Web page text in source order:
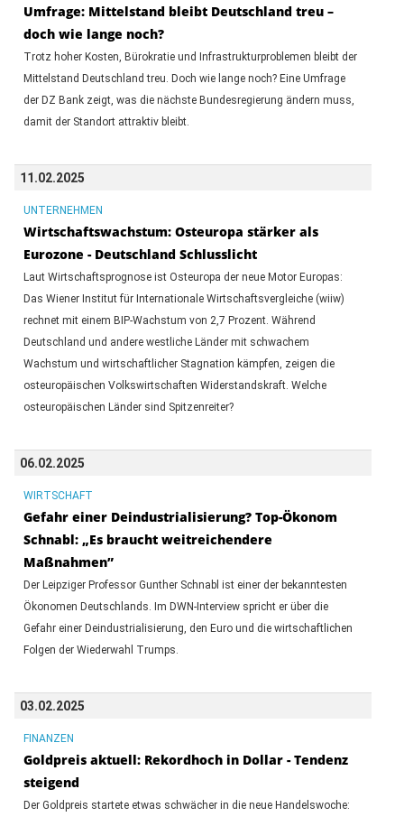
Umfrage: Mittelstand bleibt Deutschland treu –
doch wie lange noch?
Trotz hoher Kosten, Bürokratie und Infrastrukturproblemen bleibt der
Mittelstand Deutschland treu. Doch wie lange noch? Eine Umfrage
der DZ Bank zeigt, was die nächste Bundesregierung ändern muss,
damit der Standort attraktiv bleibt.
11.02.2025
UNTERNEHMEN
Wirtschaftswachstum: Osteuropa stärker als
Eurozone - Deutschland Schlusslicht
Laut Wirtschaftsprognose ist Osteuropa der neue Motor Europas:
Das Wiener Institut für Internationale Wirtschaftsvergleiche (wiiw)
rechnet mit einem BIP-Wachstum von 2,7 Prozent. Während
Deutschland und andere westliche Länder mit schwachem
Wachstum und wirtschaftlicher Stagnation kämpfen, zeigen die
osteuropäischen Volkswirtschaften Widerstandskraft. Welche
osteuropäischen Länder sind Spitzenreiter?
06.02.2025
WIRTSCHAFT
Gefahr einer Deindustrialisierung? Top-Ökonom
Schnabl: „Es braucht weitreichendere
Maßnahmen”
Der Leipziger Professor Gunther Schnabl ist einer der bekanntesten
Ökonomen Deutschlands. Im DWN-Interview spricht er über die
Gefahr einer Deindustrialisierung, den Euro und die wirtschaftlichen
Folgen der Wiederwahl Trumps.
03.02.2025
FINANZEN
Goldpreis aktuell: Rekordhoch in Dollar - Tendenz
steigend
Der Goldpreis startete etwas schwächer in die neue Handelswoche: